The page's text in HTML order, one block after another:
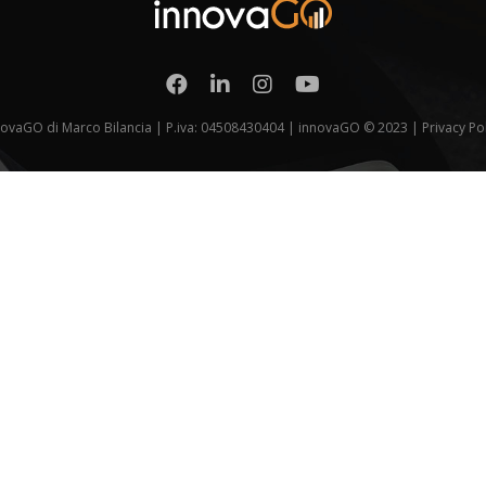
di Marco Bilancia | P.iva: 04508430404 | innovaGO © 2023 | Privacy